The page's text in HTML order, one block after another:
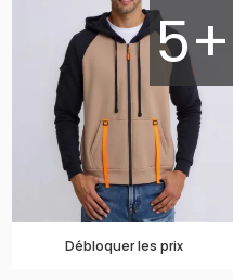
5+
Débloquer les prix